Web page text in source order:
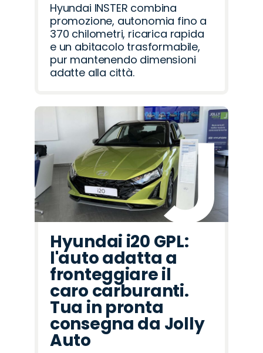
Hyundai INSTER combina
promozione, autonomia fino a
370 chilometri, ricarica rapida
e un abitacolo trasformabile,
pur mantenendo dimensioni
adatte alla città.
Hyundai i20 GPL:
l'auto adatta a
fronteggiare il
caro carburanti.
Tua in pronta
consegna da Jolly
Auto